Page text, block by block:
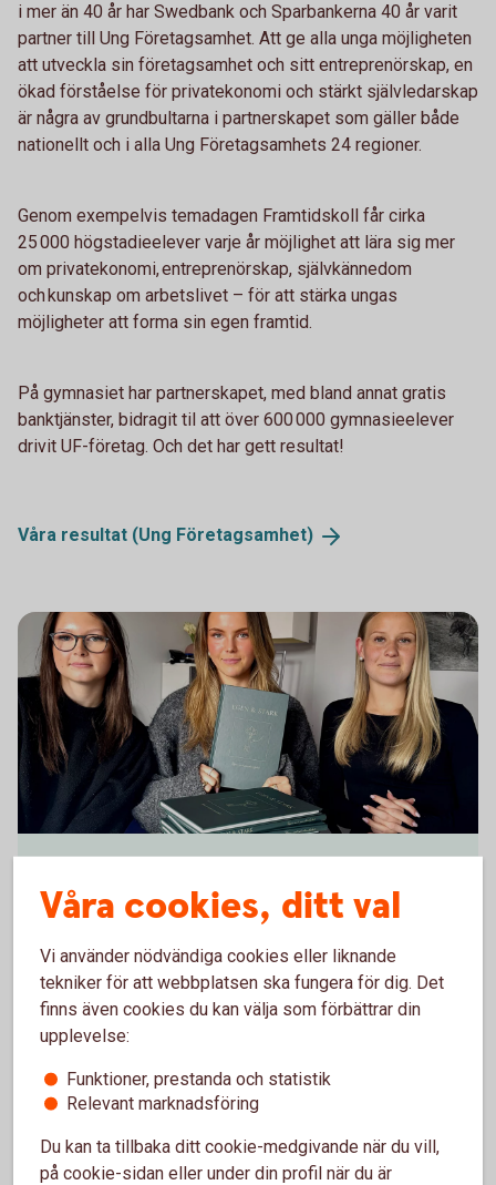
i mer än 40 år har Swedbank och Sparbankerna 40 år varit
partner till Ung Företagsamhet. Att ge alla unga möjligheten
att utveckla sin företagsamhet och sitt entreprenörskap, en
ökad förståelse för privatekonomi och stärkt självledarskap
är några av grundbultarna i partnerskapet som gäller både
nationellt och i alla Ung Företagsamhets 24 regioner.
Genom exempelvis temadagen Framtidskoll får cirka
25 000 högstadieelever varje år möjlighet att lära sig mer
om privatekonomi, entreprenörskap, självkännedom
och kunskap om arbetslivet – för att stärka ungas
möjligheter att forma sin egen framtid.
På gymnasiet har partnerskapet, med bland annat gratis
banktjänster, bidragit til att över 600 000 gymnasieelever
drivit UF-företag. Och det har gett resultat!
Våra resultat (Ung Företagsamhet)
Under sitt deltagande i Ung Företagsamhet (UF)
skrev de en bok om livet efter studenten.
Läs hela artikeln här
Våra cookies, ditt val
Vi använder nödvändiga cookies eller liknande
tekniker för att webbplatsen ska fungera för dig. Det
finns även cookies du kan välja som förbättrar din
upplevelse:
Funktioner, prestanda och statistik
Relevant marknadsföring
Du kan ta tillbaka ditt cookie-medgivande när du vill,
på cookie-sidan eller under din profil när du är